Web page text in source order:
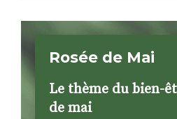
Rosée de Mai
Le thème du bien-
de mai